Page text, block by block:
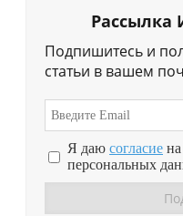
Рассылка
Подпишитесь и
статьи в вашем
Я даю согласие
персональных